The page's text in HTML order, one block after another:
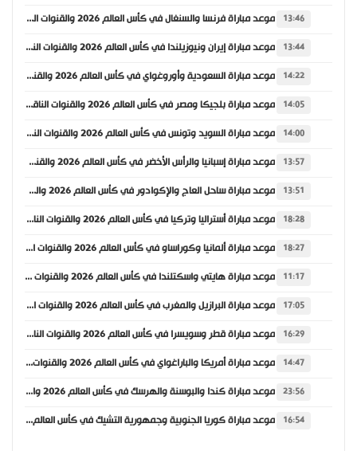
13:46 موعد مباراة فرنسا والسنغال في كأس العالم 2026 والقنوات الناقلة
13:44 موعد مباراة إيران ونيوزيلندا في كأس العالم 2026 والقنوات الناقلة
14:22 موعد مباراة السعودية وأوروغواي في كأس العالم 2026 والقنوات الناقلة
14:05 موعد مباراة بلجيكا ومصر في كأس العالم 2026 والقنوات الناقلة
14:00 موعد مباراة السويد وتونس في كأس العالم 2026 والقنوات الناقلة
13:57 موعد مباراة إسبانيا والرأس الأخضر في كأس العالم 2026 والقنوات الناقلة
13:51 موعد مباراة ساحل العاج والإكوادور في كأس العالم 2026 والقنوات الناقلة
18:28 موعد مباراة أستراليا وتركيا في كأس العالم 2026 والقنوات الناقلة
18:27 موعد مباراة ألمانيا وكوراساو في كأس العالم 2026 والقنوات الناقلة
11:17 موعد مباراة هايتي واسكتلندا في كأس العالم 2026 والقنوات الناقلة
17:05 موعد مباراة البرازيل والمغرب في كأس العالم 2026 والقنوات الناقلة
16:29 موعد مباراة قطر وسويسرا في كأس العالم 2026 والقنوات الناقلة
14:47 موعد مباراة أمريكا والباراغواي في كأس العالم 2026 والقنوات الناقلة
23:56 موعد مباراة كندا والبوسنة والهرسك في كأس العالم 2026 والقنوات الناقلة
16:54 موعد مباراة كوريا الجنوبية وجمهورية التشيك في كأس العالم 2026 والقنوات الناقلة